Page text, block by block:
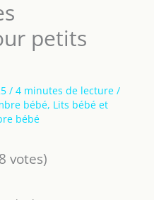
petits
/ 4 minutes de lecture /
bébé, Lits bébé et
bébé
votes)